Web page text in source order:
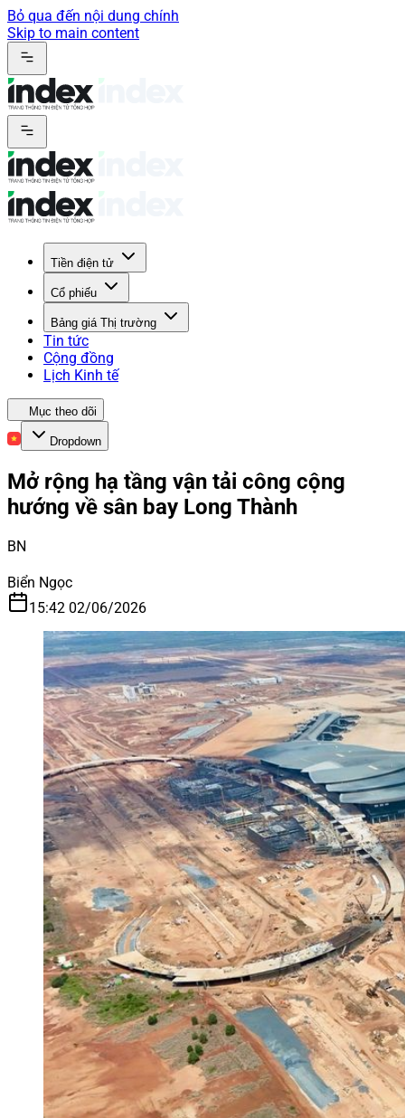
Bỏ qua đến nội dung chính
Skip to main content
Tiền điện tử
Cổ phiếu
Bảng giá Thị trường
Tin tức
Cộng đồng
Lịch Kinh tế
Mục theo dõi
Dropdown
Mở rộng hạ tầng vận tải công cộng
hướng về sân bay Long Thành
BN
Biển Ngọc
15:42 02/06/2026